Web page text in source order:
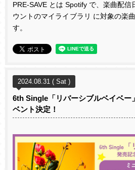
PRE-SAVE とは Spotify で、楽曲配信
ウントのマイライブラリ に対象の楽
す。
2024.08.31 ( Sat )
6th Single「リバーシブルベイベー
ベント決定！